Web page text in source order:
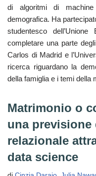
di algoritmi di machine
demografica. Ha
studentesco
completare una parte
Carlos di Madrid e
ricerca riguardano la
della famiglia e i temi della
Matrimonio o
una previsione
relazionale
data science